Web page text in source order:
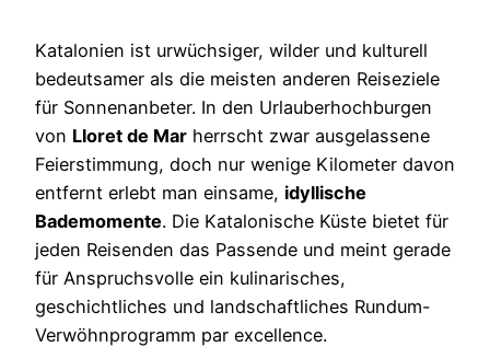
Katalonien ist urwüchsiger, wilder und kulturell
bedeutsamer als die meisten anderen Reiseziele
für Sonnenanbeter. In den Urlauberhochburgen
von Lloret de Mar herrscht zwar ausgelassene
Feierstimmung, doch nur wenige Kilometer davon
entfernt erlebt man einsame, idyllische
Bademomente. Die Katalonische Küste bietet für
jeden Reisenden das Passende und meint gerade
für Anspruchsvolle ein kulinarisches,
geschichtliches und landschaftliches Rundum-
Verwöhnprogramm par excellence.